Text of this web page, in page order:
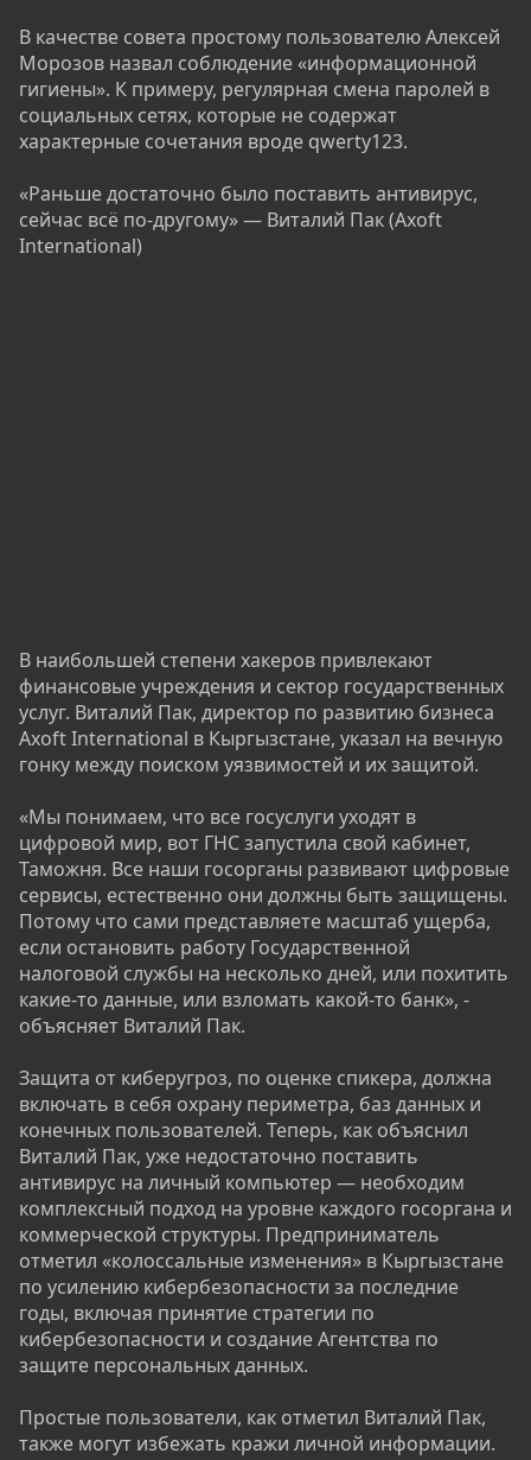
В качестве совета простому пользователю Алексей
Морозов назвал соблюдение «информационной
гигиены». К примеру, регулярная смена паролей в
социальных сетях, которые не содержат
характерные сочетания вроде qwerty123.
«Раньше достаточно было поставить антивирус,
сейчас всё по-другому» — Виталий Пак (Axoft
International)
В наибольшей степени хакеров привлекают
финансовые учреждения и сектор государственных
услуг. Виталий Пак, директор по развитию бизнеса
Axoft International в Кыргызстане, указал на вечную
гонку между поиском уязвимостей и их защитой.
«Мы понимаем, что все госуслуги уходят в
цифровой мир, вот ГНС запустила свой кабинет,
Таможня. Все наши госорганы развивают цифровые
сервисы, естественно они должны быть защищены.
Потому что сами представляете масштаб ущерба,
если остановить работу Государственной
налоговой службы на несколько дней, или похитить
какие-то данные, или взломать какой-то банк», -
объясняет Виталий Пак.
Защита от киберугроз, по оценке спикера, должна
включать в себя охрану периметра, баз данных и
конечных пользователей. Теперь, как объяснил
Виталий Пак, уже недостаточно поставить
антивирус на личный компьютер — необходим
комплексный подход на уровне каждого госоргана и
коммерческой структуры. Предприниматель
отметил «колоссальные изменения» в Кыргызстане
по усилению кибербезопасности за последние
годы, включая принятие стратегии по
кибербезопасности и создание Агентства по
защите персональных данных.
Простые пользователи, как отметил Виталий Пак,
также могут избежать кражи личной информации.